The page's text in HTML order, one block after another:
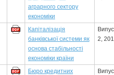
аграрного сектору
економіки
Капіталізація
банківської системи як
основа стабільності
економіки країни
2,
Бюро кредитних